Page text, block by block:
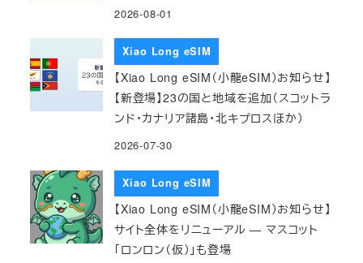
2026-08-01
Xiao Long eSIM
【Xiao Long eSIM（小龍eSIM）お知らせ】
【新登場】23の国と地域を追加（スコットラ
ンド・カナリア諸島・北キプロスほか）
2026-07-30
Xiao Long eSIM
【Xiao Long eSIM（小龍eSIM）お知らせ】
サイト全体をリニューアル — マスコット
「ロンロン（仮）」も登場